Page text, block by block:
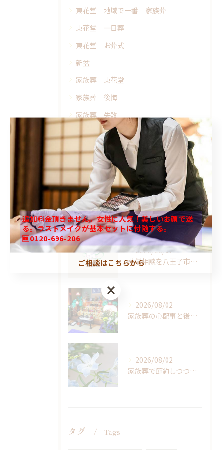
東花堂 地域で一番 家族葬
東花堂 一日葬
東花堂 お葬式
新盆
家族葬 東花堂
家族葬 後悔
家族葬 失敗
墓じまい
八王子 葬儀 後悔
事前相談
最近の投稿 Recent Posts
2026/08/07
葬儀相談を八王子市東浅川町で始める前に知っておくべき豆知識と費用負担のポイント
2026/08/02
家族葬の心配事と後悔を減らす東京都八王子市で安心の選び方ガイド
2026/08/02
家族葬で節約しつつ東京都八王子市で後悔しないためのポイント解説
タグ Tags
追加料金頂きません。女性に人気！美しいお顔で送
る。ラストメイクが基本セットに付随する。
🆓0120-696-206
ご相談はこちらから